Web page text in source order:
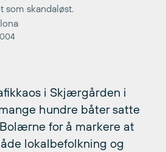
som skandaløst.
i Skjærgården i
hundre båter satte
for å markere at
lokalbefolkning og